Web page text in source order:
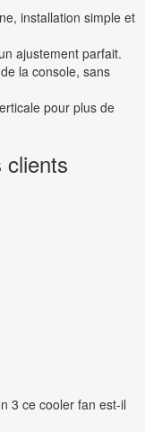
installation simple et
ajustement parfait.
la console, sans
pour plus de
clients
3 ce cooler fan est-il